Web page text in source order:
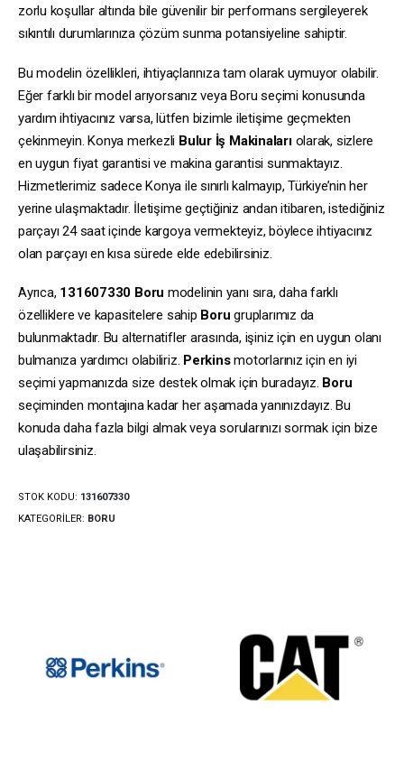
zorlu koşullar altında bile güvenilir bir performans sergileyerek
sıkıntılı durumlarınıza çözüm sunma potansiyeline sahiptir.
Bu modelin özellikleri, ihtiyaçlarınıza tam olarak uymuyor olabilir.
Eğer farklı bir model arıyorsanız veya Boru seçimi konusunda
yardım ihtiyacınız varsa, lütfen bizimle iletişime geçmekten
çekinmeyin. Konya merkezli Bulur İş Makinalarıolarak, sizlere
en uygun fiyat garantisi ve makina garantisi sunmaktayız.
Hizmetlerimiz sadece Konya ile sınırlı kalmayıp, Türkiye’nin her
yerine ulaşmaktadır. İletişime geçtiğiniz andan itibaren, istediğiniz
parçayı 24 saat içinde kargoya vermekteyiz, böylece ihtiyacınız
olan parçayı en kısa sürede elde edebilirsiniz.
Ayrıca, 131607330 Boru modelinin yanı sıra, daha farklı
özelliklere ve kapasitelere sahip Boru gruplarımız da
bulunmaktadır. Bu alternatifler arasında, işiniz için en uygun olanı
bulmanıza yardımcı olabiliriz. Perkinsmotorlarınız için en iyi
seçimi yapmanızda size destek olmak için buradayız. Boru
seçiminden montajına kadar her aşamada yanınızdayız. Bu
konuda daha fazla bilgi almak veya sorularınızı sormak için bize
ulaşabilirsiniz.
STOK KODU: 131607330
KATEGORILER: BORU